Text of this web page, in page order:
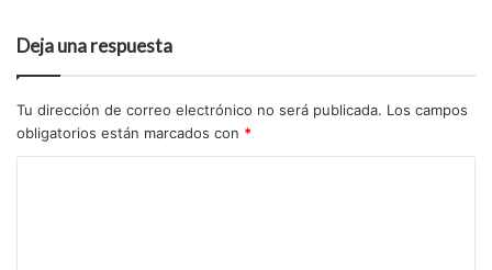
Deja una respuesta
Tu dirección de correo electrónico no será publicada. Los campos
obligatorios están marcados con *